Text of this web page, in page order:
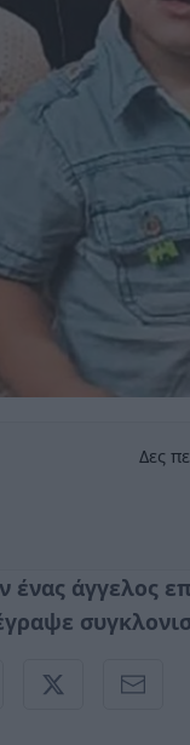
Δες
ένας άγγελος